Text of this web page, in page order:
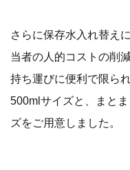
さらに保存水入れ替え
当者の人的コストの削
持ち運びに便利で限ら
500mlサイズと、まと
ズをご用意しました。